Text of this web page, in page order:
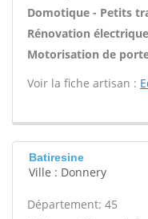
Domotique - Petits
Rénovation
Motorisation de
Voir la fiche artisan :
Batiresine
Ville : Donnery
Département: 45